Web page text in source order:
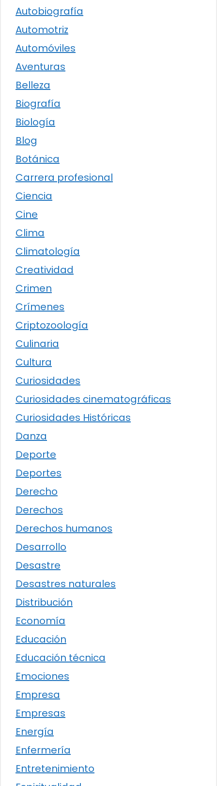
Autobiografía
Automotriz
Automóviles
Aventuras
Belleza
Biografía
Biología
Blog
Botánica
Carrera profesional
Ciencia
Cine
Clima
Climatología
Creatividad
Crimen
Crímenes
Criptozoología
Culinaria
Cultura
Curiosidades
Curiosidades cinematográficas
Curiosidades Históricas
Danza
Deporte
Deportes
Derecho
Derechos
Derechos humanos
Desarrollo
Desastre
Desastres naturales
Distribución
Economía
Educación
Educación técnica
Emociones
Empresa
Empresas
Energía
Enfermería
Entretenimiento